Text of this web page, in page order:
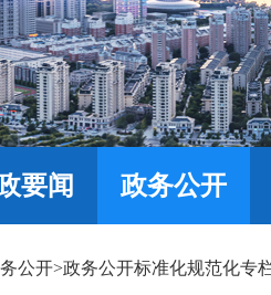
要闻 政务公开
公开>政务公开标准化规范化专